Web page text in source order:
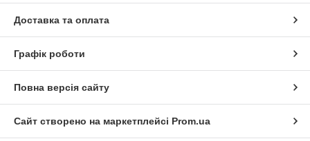
Доставка та оплата
Графік роботи
Повна версія сайту
Сайт створено на маркетплейсі Prom.ua